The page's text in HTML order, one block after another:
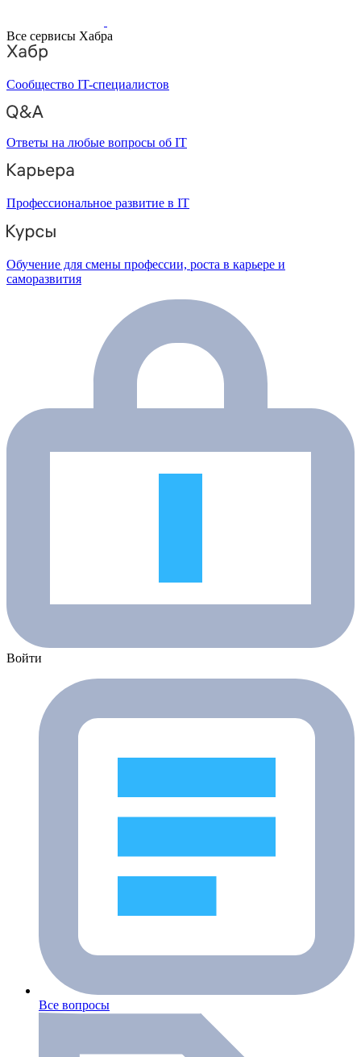
Все сервисы Хабра
Сообщество IT-специалистов
Ответы на любые вопросы об IT
Профессиональное развитие в IT
Обучение для смены профессии, роста в карьере и
саморазвития
Войти
Все вопросы